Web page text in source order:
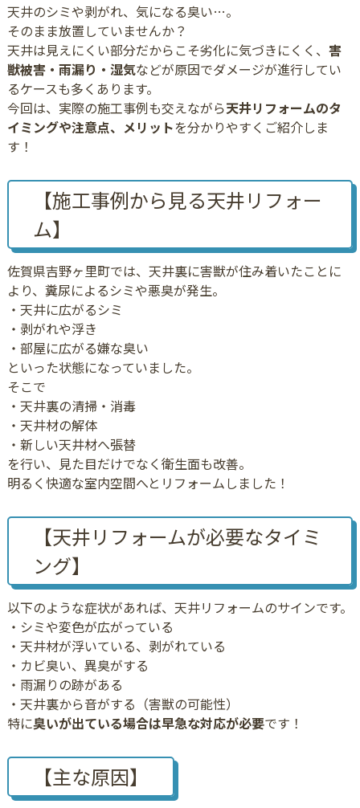
天井のシミや剥がれ、気になる臭い…。
そのまま放置していませんか？
天井は見えにくい部分だからこそ劣化に気づきにくく、 害
獣被害・雨漏り・湿気などが原因でダメージが進行してい
るケースも多くあります。
今回は、実際の施工事例も交えながら天井リフォームのタ
イミングや注意点、メリットを分かりやすくご紹介しま
す！
【施工事例から見る天井リフォー
ム】
佐賀県吉野ヶ里町では、天井裏に害獣が住み着いたことに
より、糞尿によるシミや悪臭が発生。
・天井に広がるシミ
・剥がれや浮き
・部屋に広がる嫌な臭い
といった状態になっていました。
そこで
・天井裏の清掃・消毒
・天井材の解体
・新しい天井材へ張替
を行い、見た目だけでなく衛生面も改善。
明るく快適な室内空間へとリフォームしました！
【天井リフォームが必要なタイミ
ング】
以下のような症状があれば、天井リフォームのサインです。
・シミや変色が広がっている
・天井材が浮いている、剥がれている
・カビ臭い、異臭がする
・雨漏りの跡がある
・天井裏から音がする（害獣の可能性）
特に臭いが出ている場合は早急な対応が必要です！
【主な原因】